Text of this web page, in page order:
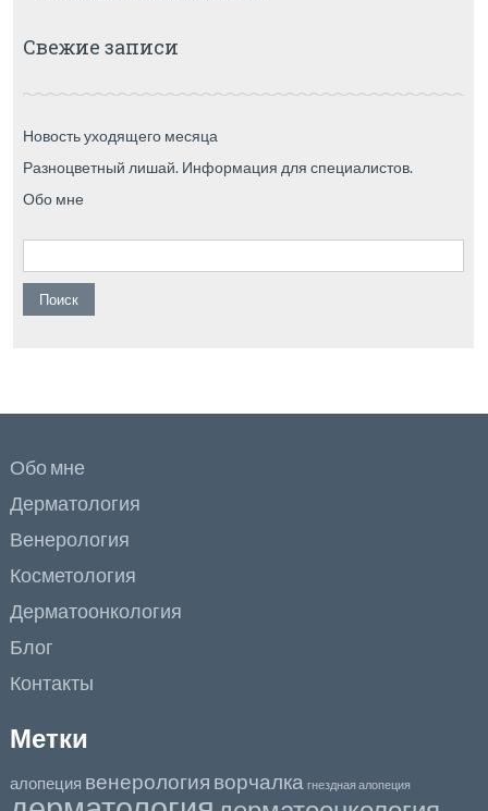
Свежие записи
Новость уходящего месяца
Разноцветный лишай. Информация для специалистов.
Обо мне
Найти:
Обо мне
Дерматология
Венерология
Косметология
Дерматоонкология
Блог
Контакты
Метки
алопеция венерология ворчалка гнездная алопеция